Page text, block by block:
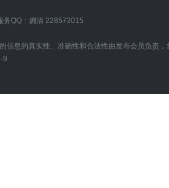
QQ：婉清 228573015
信息的真实性、准确性和合法性由发布会员负责
9